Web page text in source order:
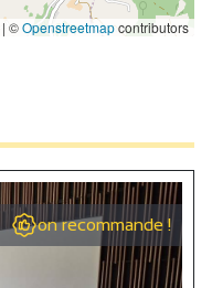
| ©Openstreetmapcontributors
on recommande !